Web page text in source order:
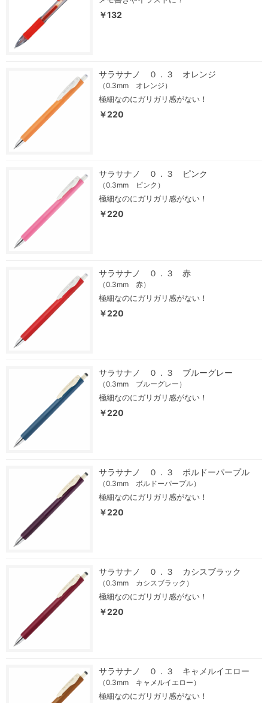
￥132
サラサナノ ０．３ オレンジ
（0.3mm オレンジ）
極細なのにガリガリ感がない！
￥220
サラサナノ ０．３ ピンク
（0.3mm ピンク）
極細なのにガリガリ感がない！
￥220
サラサナノ ０．３ 赤
（0.3mm 赤）
極細なのにガリガリ感がない！
￥220
サラサナノ ０．３ ブルーグレー
（0.3mm ブルーグレー）
極細なのにガリガリ感がない！
￥220
サラサナノ ０．３ ボルドーパープル
（0.3mm ボルドーパープル）
極細なのにガリガリ感がない！
￥220
サラサナノ ０．３ カシスブラック
（0.3mm カシスブラック）
極細なのにガリガリ感がない！
￥220
サラサナノ ０．３ キャメルイエロー
（0.3mm キャメルイエロー）
極細なのにガリガリ感がない！